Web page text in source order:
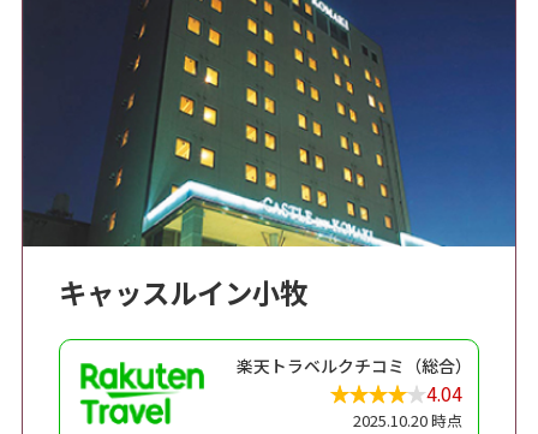
キャッスルイン小牧
楽天トラベルクチコミ（総合）
4.04
2025.10.20 時点